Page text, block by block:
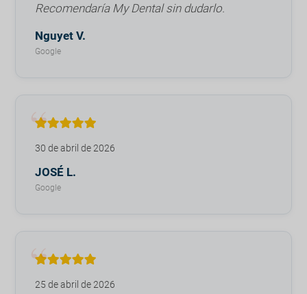
Recomendaría My Dental sin dudarlo.
Nguyet V.
Google
30 de abril de 2026
JOSÉ L.
Google
25 de abril de 2026